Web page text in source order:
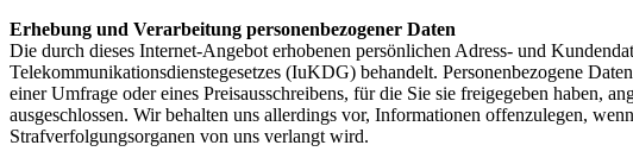
Erhebung und Verarbeitung personenbezogener Daten
Die durch dieses Internet-Angebot erhobenen persönlichen Adress- und
Telekommunikationsdienstegesetzes (IuKDG) behandelt. Personenbezogene
einer Umfrage oder eines Preisausschreibens, für die Sie sie freigegeben haben,
ausgeschlossen. Wir behalten uns allerdings vor, Informationen offenzulegen,
Strafverfolgungsorganen von uns verlangt wird.